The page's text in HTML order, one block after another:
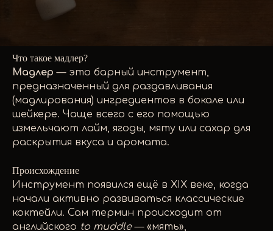
Что такое мадлер?
Мадлер — это барный инструмент,
предназначенный для раздавливания
(мадлирования) ингредиентов в бокале или
шейкере. Чаще всего с его помощью
измельчают лайм, ягоды, мяту или сахар для
раскрытия вкуса и аромата.
Происхождение
Инструмент появился ещё в XIX веке, когда
начали активно развиваться классические
коктейли. Сам термин происходит от
английского to muddle— «мять»,